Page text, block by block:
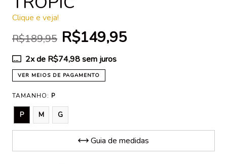
Clique e veja!
R$189,95 R$149,95
2x de R$74,98sem juros
VER MEIOS DE PAGAMENTO
TAMANHO: P
P M G
Guia de medidas